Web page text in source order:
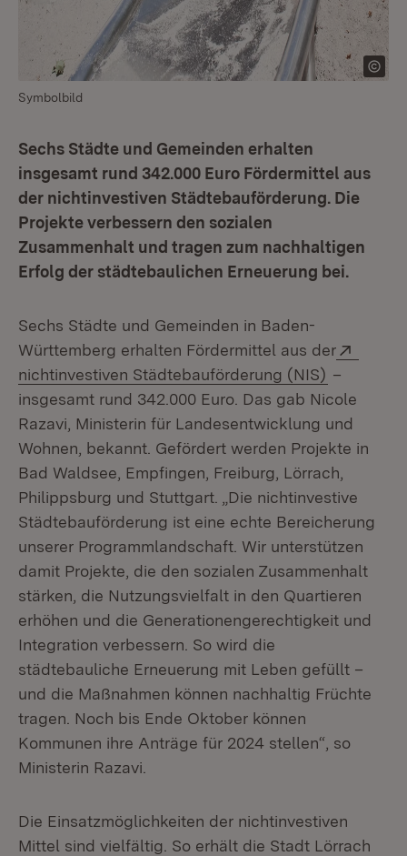
Symbolbild
Sechs Städte und Gemeinden erhalten
insgesamt rund 342.000 Euro Fördermittel aus
der nichtinvestiven Städtebauförderung. Die
Projekte verbessern den sozialen
Zusammenhalt und tragen zum nachhaltigen
Erfolg der städtebaulichen Erneuerung bei.
Sechs Städte und Gemeinden in Baden-
Württemberg erhalten Fördermittel aus der
nichtinvestiven Städtebauförderung (NIS) (Öffnet in
–
insgesamt rund 342.000 Euro. Das gab Nicole
Razavi, Ministerin für Landesentwicklung und
Wohnen, bekannt. Gefördert werden Projekte in
Bad Waldsee, Empfingen, Freiburg, Lörrach,
Philippsburg und Stuttgart. „Die nichtinvestive
Städtebauförderung ist eine echte Bereicherung
unserer Programmlandschaft. Wir unterstützen
damit Projekte, die den sozialen Zusammenhalt
stärken, die Nutzungsvielfalt in den Quartieren
erhöhen und die Generationengerechtigkeit und
Integration verbessern. So wird die
städtebauliche Erneuerung mit Leben gefüllt –
und die Maßnahmen können nachhaltig Früchte
tragen. Noch bis Ende Oktober können
Kommunen ihre Anträge für 2024 stellen“, so
Ministerin Razavi.
Die Einsatzmöglichkeiten der nichtinvestiven
Mittel sind vielfältig. So erhält die Stadt Lörrach